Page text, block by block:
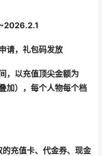
6.2.1
请，礼包码发放
，以充值顶尖金额为
加），每个人物每个档
充值卡、代金券、现金